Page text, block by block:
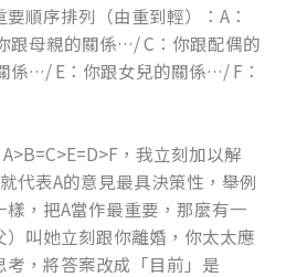
順序排列（由重到輕）：A：
跟母親的關係…/ C：你跟配偶的
係…/ E：你跟女兒的關係…/ F：
，我立刻加以解
代表A的意見最具決策性，舉例
，把A當作最重要，那麼有一
叫她立刻跟你離婚，你太太應
，將答案改成「目前」是